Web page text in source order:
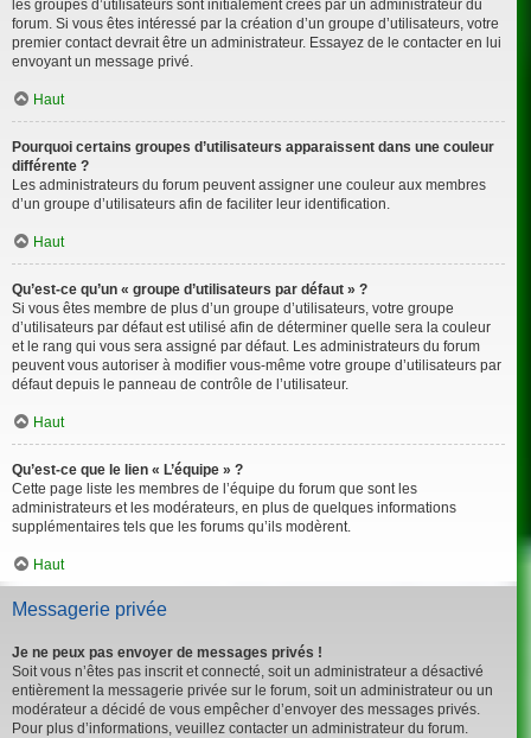
les groupes d’utilisateurs sont initialement créés par un administrateur du
forum. Si vous êtes intéressé par la création d’un groupe d’utilisateurs, votre
premier contact devrait être un administrateur. Essayez de le contacter en lui
envoyant un message privé.
Haut
Pourquoi certains groupes d’utilisateurs apparaissent dans une couleur
différente ?
Les administrateurs du forum peuvent assigner une couleur aux membres
d’un groupe d’utilisateurs afin de faciliter leur identification.
Haut
Qu’est-ce qu’un « groupe d’utilisateurs par défaut » ?
Si vous êtes membre de plus d’un groupe d’utilisateurs, votre groupe
d’utilisateurs par défaut est utilisé afin de déterminer quelle sera la couleur
et le rang qui vous sera assigné par défaut. Les administrateurs du forum
peuvent vous autoriser à modifier vous-même votre groupe d’utilisateurs par
défaut depuis le panneau de contrôle de l’utilisateur.
Haut
Qu’est-ce que le lien « L’équipe » ?
Cette page liste les membres de l’équipe du forum que sont les
administrateurs et les modérateurs, en plus de quelques informations
supplémentaires tels que les forums qu’ils modèrent.
Haut
Messagerie privée
Je ne peux pas envoyer de messages privés !
Soit vous n’êtes pas inscrit et connecté, soit un administrateur a désactivé
entièrement la messagerie privée sur le forum, soit un administrateur ou un
modérateur a décidé de vous empêcher d’envoyer des messages privés.
Pour plus d’informations, veuillez contacter un administrateur du forum.